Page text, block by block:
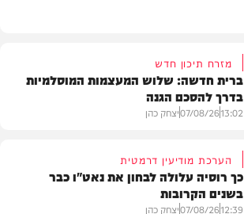
מזרח תיכון חדש
ברית חדשה: שלוש המעצמות המוסלמיות
בדרך להסכם הגנה
13:02
07/08/26יצחק כהן
הערכת מודיעין דרמטית
כך רוסיה עלולה לבחון את נאט"ו כבר
בשנים הקרובות
12:39
07/08/26יצחק כהן